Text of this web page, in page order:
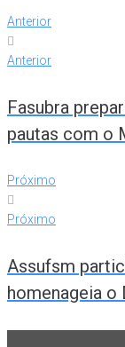
Anterior
Anterior
Fasubra
pautas com o
Próximo
Próximo
Assufsm
homenageia o